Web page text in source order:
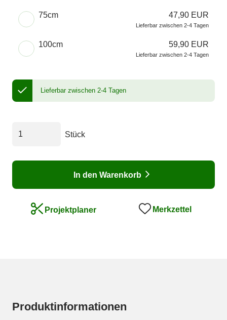
75cm 47,90 EUR
Lieferbar zwischen 2-4 Tagen
100cm 59,90 EUR
Lieferbar zwischen 2-4 Tagen
Lieferbar zwischen 2-4 Tagen
Stück
In den Warenkorb
Projektplaner Merkzettel
Produktinformationen